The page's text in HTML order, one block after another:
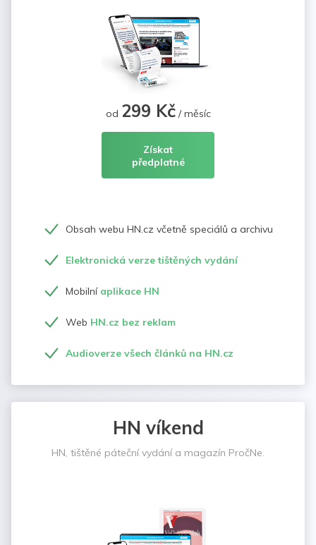
od 299 Kč/ měsíc
Získat
předplatné
Obsah webu HN.cz včetně speciálů a archivu
Elektronická verze tištěných vydání
Mobilní aplikace HN
Web HN.cz bez reklam
Audioverze všech článků na HN.cz
HN víkend
HN, tištěné páteční vydání a magazín PročNe.